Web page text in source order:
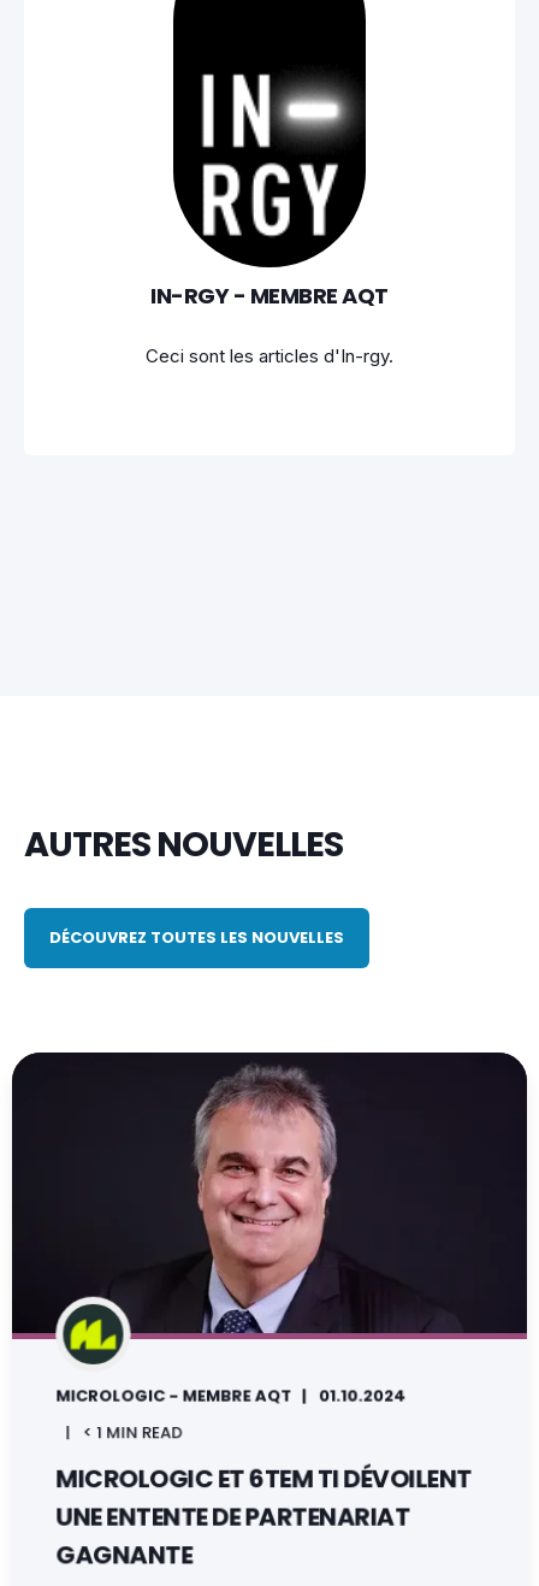
IN-RGY - MEMBRE AQT
Ceci sont les articles d'In-rgy.
AUTRES NOUVELLES
DÉCOUVREZ TOUTES LES NOUVELLES
MICROLOGIC - MEMBRE AQT
01.10.2024
< 1 MIN READ
MICROLOGIC ET 6TEM TI DÉVOILENT
UNE ENTENTE DE PARTENARIAT
GAGNANTE